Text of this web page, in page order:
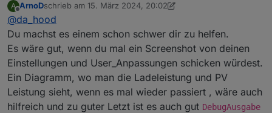
Das hatte ich gestern auch versucht, hatte nichts
heruntergesetzt. Diese „verdächtigen“ hatte ich
schon und eben getestet. Ich hab den Notstrom
jetzt mal auf 1% gestellt, mal sehen was morgen
passiert.
Aus meiner Sicht ist das ein Bug. Als ich das ganze
heute manuell in Schwung gebracht habe, hat er
brav bis 70% geladen und dann gestoppt. Zur
berechneten Regelbeginnzeit hat er dann auch
langsam weiter geladen so wie es sein soll. Der
Regelbeginn darf aber keinen Einfluss haben wenn
die Ladung bis x% e3dc überlassen ist.
A
Offline
ArnoDschrieb am 15. März 2024, 20:02
zuletzt editiert von ArnoD
@da_hood
Du machst es einem schon schwer dir zu helfen.
Es wäre gut, wenn du mal ein Screenshot von deinen
Einstellungen und User_Anpassungen schicken würdest.
Ein Diagramm, wo man die Ladeleistung und PV
Leistung sieht, wenn es mal wieder passiert , wäre auch
hilfreich und zu guter Letzt ist es auch gut DebugAusgabe